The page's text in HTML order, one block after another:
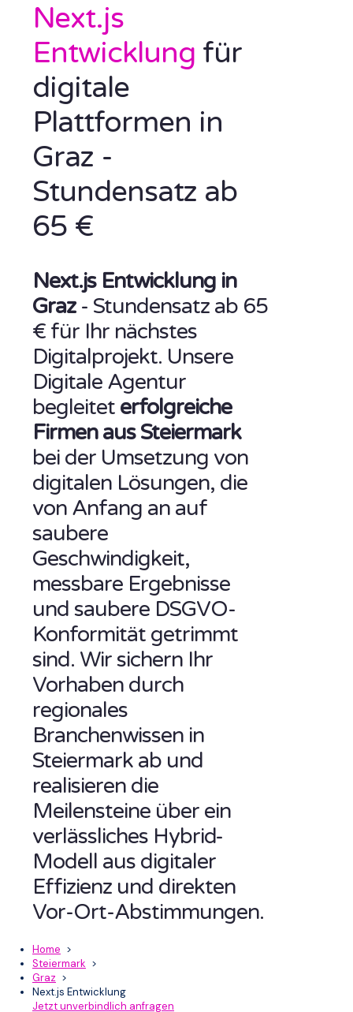
Next.js
Entwicklung für
digitale
Plattformen in
Graz -
Stundensatz ab
65 €
Next.js Entwicklung in
Graz- Stundensatz ab 65
€ für Ihr nächstes
Digitalprojekt. Unsere
Digitale Agentur
begleitet erfolgreiche
Firmen aus Steiermark
bei der Umsetzung von
digitalen Lösungen, die
von Anfang an auf
saubere
Geschwindigkeit,
messbare Ergebnisse
und saubere DSGVO-
Konformität getrimmt
sind. Wir sichern Ihr
Vorhaben durch
regionales
Branchenwissen in
Steiermark ab und
realisieren die
Meilensteine über ein
verlässliches Hybrid-
Modell aus digitaler
Effizienz und direkten
Vor-Ort-Abstimmungen.
Home >
Steiermark >
Graz >
Next.js Entwicklung
Jetzt unverbindlich anfragen